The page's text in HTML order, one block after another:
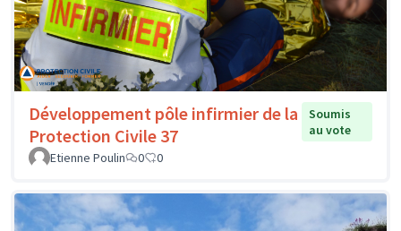
Développement pôle infirmier de la
Protection Civile 37
Soumis
au vote
Etienne Poulin
0 0